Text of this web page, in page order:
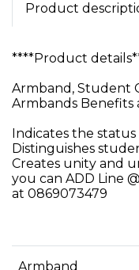
Product
****Product
Armband, Student
Armbands Benefits
Indicates the
Distinguishes
Creates unity and
you can ADD Line
at 0869073479
Armband